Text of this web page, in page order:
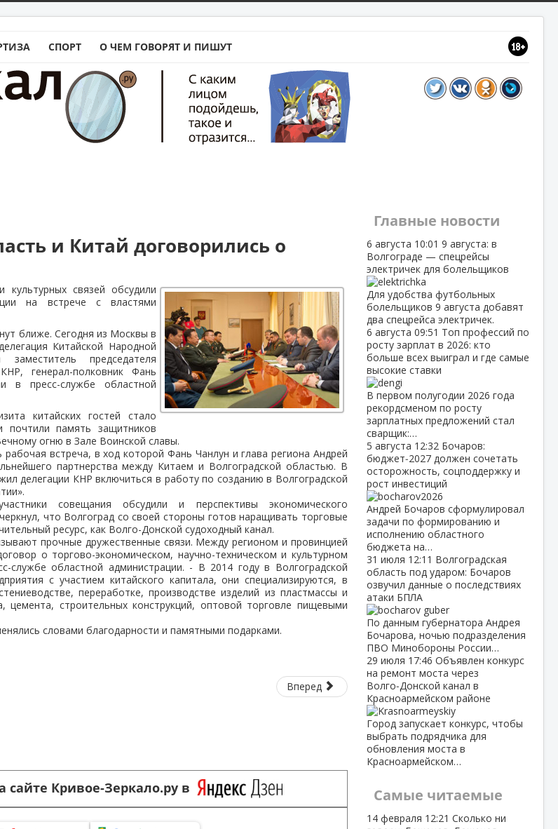
СПОРТ О ЧЕМ ГОВОРЯТ И ПИШУТ
и Китай договорились о
культурных связей обсудили
на встрече с властями
ближе. Сегодня из Москвы в
Китайской Народной
председателя
генерал-полковник Фань
пресс-службе областной
китайских гостей стало
память защитников
огню в Зале Воинской славы.
встреча, в ход которой Фань Чанлун и глава региона Андрей
партнерства между Китаем и Волгоградской областью. В
делегации КНР включиться в работу по созданию в Волгоградской
совещания обсудили и перспективы экономического
что Волгоград со своей стороны готов наращивать торговые
ресурс, как Волго-Донской судоходный канал.
прочные дружественные связи. Между регионом и провинцией
о торгово-экономическом, научно-техническом и культурном
службе областной администрации. - В 2014 году в Волгоградской
с участием китайского капитала, они специализируются, в
переработке, производстве изделий из пластмассы и
цемента, строительных конструкций, оптовой торговле пищевыми
словами благодарности и памятными подарками.
Вперед
сайте Кривое-Зеркало.ру в
Главные новости
6 августа 10:01 9 августа: в
Волгограде — спецрейсы
электричек для болельщиков
Для удобства футбольных
болельщиков 9 августа добавят
два спецрейса электричек.
6 августа 09:51 Топ профессий по
росту зарплат в 2026: кто
больше всех выиграл и где самые
высокие ставки
В первом полугодии 2026 года
рекордсменом по росту
зарплатных предложений стал
сварщик:…
5 августа 12:32 Бочаров:
бюджет‑2027 должен сочетать
осторожность, соцподдержку и
рост инвестиций
Андрей Бочаров сформулировал
задачи по формированию и
исполнению областного
бюджета на…
31 июля 12:11 Волгоградская
область под ударом: Бочаров
озвучил данные о последствиях
атаки БПЛА
По данным губернатора Андрея
Бочарова, ночью подразделения
ПВО Минобороны России…
29 июля 17:46 Объявлен конкурс
на ремонт моста через
Волго‑Донской канал в
Красноармейском районе
Город запускает конкурс, чтобы
выбрать подрядчика для
обновления моста в
Красноармейском…
Самые читаемые
14 февраля 12:21 Сколько ни